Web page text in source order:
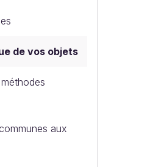
de vos objets
aux